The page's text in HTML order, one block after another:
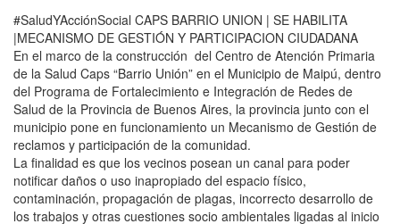
#SaludYAcciónSocial CAPS BARRIO UNION | SE HABILITA
|MECANISMO DE GESTIÓN Y PARTICIPACION CIUDADANA
En el marco de la construcción del Centro de Atención Primaria
de la Salud Caps “Barrio Unión” en el Municipio de Maipú, dentro
del Programa de Fortalecimiento e Integración de Redes de
Salud de la Provincia de Buenos Aires, la provincia junto con el
municipio pone en funcionamiento un Mecanismo de Gestión de
reclamos y participación de la comunidad.
La finalidad es que los vecinos posean un canal para poder
notificar daños o uso inapropiado del espacio físico,
contaminación, propagación de plagas, incorrecto desarrollo de
los trabajos y otras cuestiones socio ambientales ligadas al inicio